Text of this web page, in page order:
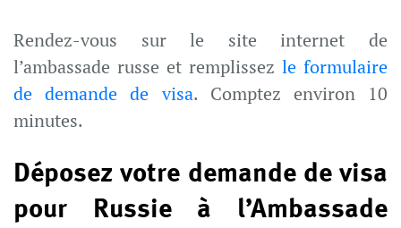
Rendez-vous sur le site internet de
l’ambassade russe et remplissez le formulaire
de demande de visa. Comptez environ 10
minutes.
Déposez votre demande de visa
pour Russie à l’Ambassade